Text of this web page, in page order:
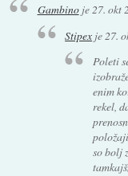
Gambinoje27. okt
Stipex je 27.
Poleti
enim
rekel,
so bolj